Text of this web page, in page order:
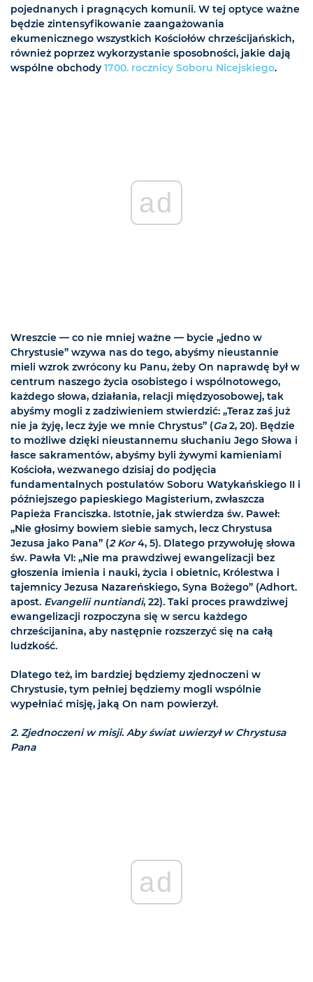
pojednanych i pragnących komunii. W tej optyce ważne
będzie zintensyfikowanie zaangażowania
ekumenicznego wszystkich Kościołów chrześcijańskich,
również poprzez wykorzystanie sposobności, jakie dają
wspólne obchody 1700. rocznicy Soboru Nicejskiego.
ad
Wreszcie — co nie mniej ważne — bycie „jedno w
Chrystusie” wzywa nas do tego, abyśmy nieustannie
mieli wzrok zwrócony ku Panu, żeby On naprawdę był w
centrum naszego życia osobistego i wspólnotowego,
każdego słowa, działania, relacji międzyosobowej, tak
abyśmy mogli z zadziwieniem stwierdzić: „Teraz zaś już
nie ja żyję, lecz żyje we mnie Chrystus” (Ga2, 20). Będzie
to możliwe dzięki nieustannemu słuchaniu Jego Słowa i
łasce sakramentów, abyśmy byli żywymi kamieniami
Kościoła, wezwanego dzisiaj do podjęcia
fundamentalnych postulatów Soboru Watykańskiego II i
późniejszego papieskiego Magisterium, zwłaszcza
Papieża Franciszka. Istotnie, jak stwierdza św. Paweł:
„Nie głosimy bowiem siebie samych, lecz Chrystusa
Jezusa jako Pana” (2 Kor4, 5). Dlatego przywołuję słowa
św. Pawła VI: „Nie ma prawdziwej ewangelizacji bez
głoszenia imienia i nauki, życia i obietnic, Królestwa i
tajemnicy Jezusa Nazareńskiego, Syna Bożego” (Adhort.
apost. Evangelii nuntiandi, 22). Taki proces prawdziwej
ewangelizacji rozpoczyna się w sercu każdego
chrześcijanina, aby następnie rozszerzyć się na całą
ludzkość.
Dlatego też, im bardziej będziemy zjednoczeni w
Chrystusie, tym pełniej będziemy mogli wspólnie
wypełniać misję, jaką On nam powierzył.
2. Zjednoczeni w misji. Aby świat uwierzył w Chrystusa
Pana
ad